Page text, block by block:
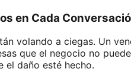
en Cada
volando a ciegas. Un
que el negocio no
el daño esté hecho.